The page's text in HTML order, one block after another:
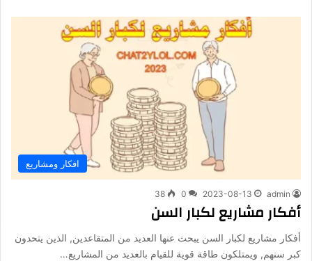
افكار ومشاريع
admin
2023-08-13
0
38
أفكار مشاريع لكبار السن
أفكار مشاريع لكبار السن يبحث عنها العديد من المتقاعدين, الذين يتحدون
كبر سنهم, ويمتلكون طاقة قوية للقيام بالعديد من المشاريع…